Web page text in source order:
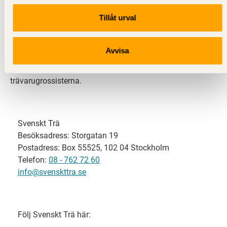
Tillåt urval
Avvisa
Svenskt Trä representerar svensk sågverksindustri
och är en del av branschorganisationen
svensk limträ-, KL-trä- och förpackningsindustri samt
trävarugrossisterna.
Svenskt Trä
Besöksadress: Storgatan 19
Postadress: Box 55525, 102 04 Stockholm
Telefon: 08 - 762 72 60
info@svenskttra.se
Följ Svenskt Trä här: